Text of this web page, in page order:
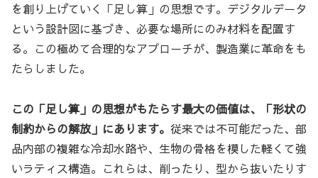
を創り上げていく「足し算」の思想です。デジタルデータ
という設計図に基づき、必要な場所にのみ材料を配置す
る。この極めて合理的なアプローチが、製造業に革命をも
たらしました。
この「足し算」の思想がもたらす最大の価値は、「形状の
制約からの解放」にあります。 従来では不可能だった、部
品内部の複雑な冷却水路や、生物の骨格を模した軽くて強
いラティス構造。これらは、削ったり、型から抜いたりす